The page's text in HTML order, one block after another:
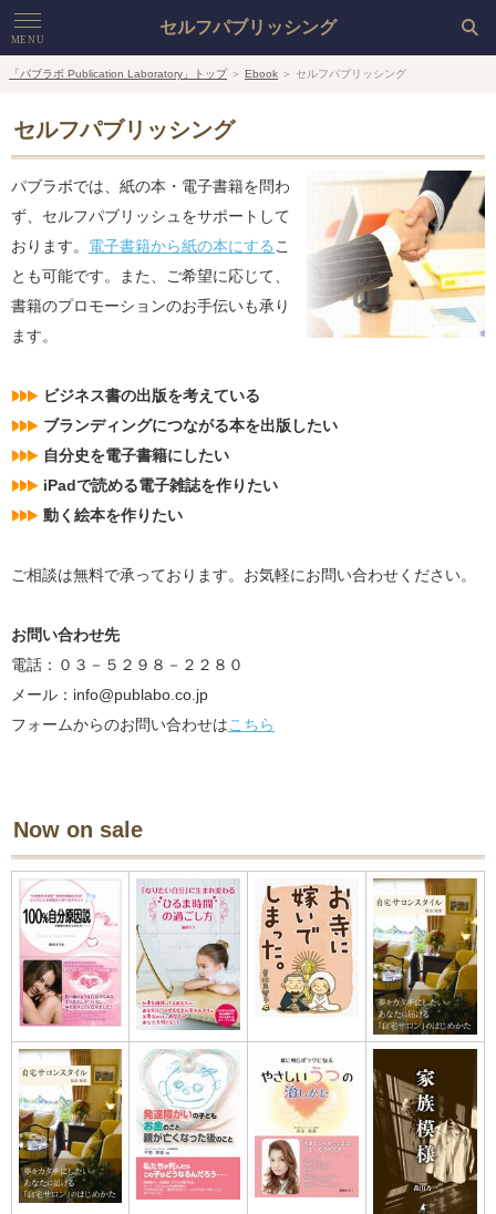
セルフパブリッシング
MENU
HOME
Live
Book
Ebook
「パブラボ Publication Laboratory」トップ＞ Ebook ＞ セルフパブリッシング
セルフパブリッシング
パブラボでは、紙の本・電子書籍を問わ
ず、セルフパブリッシュをサポートして
おります。 電子書籍から紙の本にする こ
とも可能です。また、ご希望に応じて、
書籍のプロモーションのお手伝いも承り
ます。
ビジネス書の出版を考えている
ブランディングにつながる本を出版したい
自分史を電子書籍にしたい
iPadで読める電子雑誌を作りたい
動く絵本を作りたい
ご相談は無料で承っております。お気軽にお問い合わせください。
お問い合わせ先
電話：０３－５２９８－２２８０
メール：info@publabo.co.jp
フォームからのお問い合わせはこちら
Now on sale